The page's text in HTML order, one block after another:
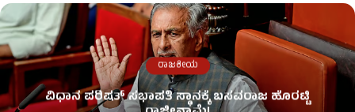
ರಾಜಕೀಯ
ವಿಧಾನ ಪರಿಷತ್ ಸಭಾಪತಿ ಸ್ಥಾನಕ್ಕೆ ಬಸವರಾಜ ಹೊರಟ್ಟಿ